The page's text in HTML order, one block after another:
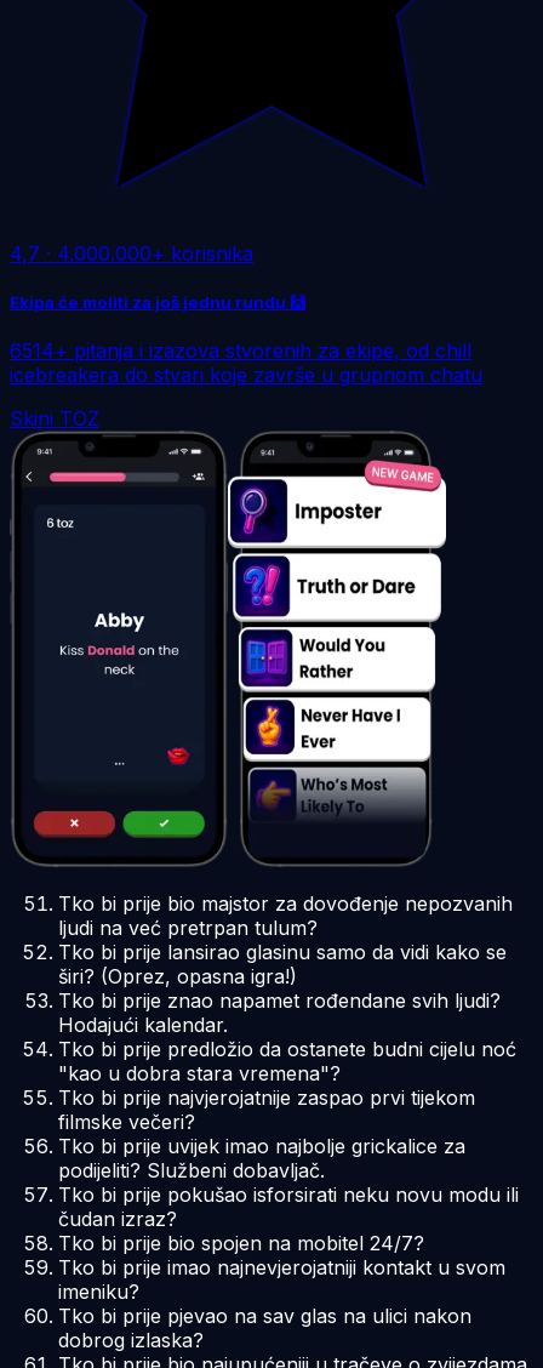
4,7 · 4.000.000+ korisnika
Ekipa će moliti za još jednu rundu 🙌
6514+ pitanja i izazova stvorenih za ekipe, od chill
icebreakera do stvari koje završe u grupnom chatu
Skini TOZ
Tko bi prije bio majstor za dovođenje nepozvanih
ljudi na već pretrpan tulum?
Tko bi prije lansirao glasinu samo da vidi kako se
širi? (Oprez, opasna igra!)
Tko bi prije znao napamet rođendane svih ljudi?
Hodajući kalendar.
Tko bi prije predložio da ostanete budni cijelu noć
"kao u dobra stara vremena"?
Tko bi prije najvjerojatnije zaspao prvi tijekom
filmske večeri?
Tko bi prije uvijek imao najbolje grickalice za
podijeliti? Službeni dobavljač.
Tko bi prije pokušao isforsirati neku novu modu ili
čudan izraz?
Tko bi prije bio spojen na mobitel 24/7?
Tko bi prije imao najnevjerojatniji kontakt u svom
imeniku?
Tko bi prije pjevao na sav glas na ulici nakon
dobrog izlaska?